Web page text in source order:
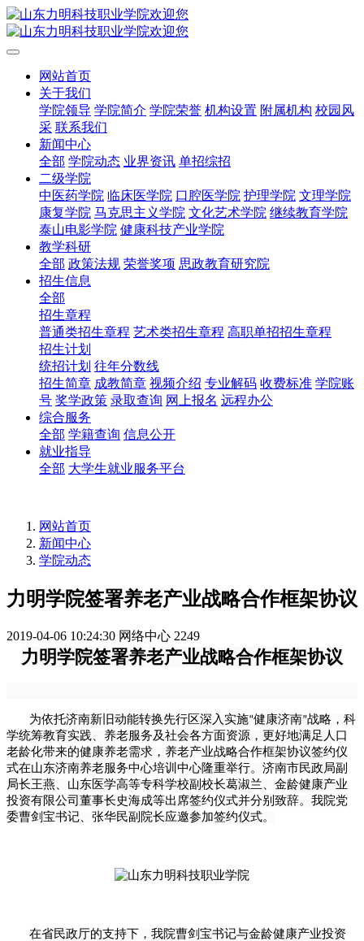
网站首页
关于我们
学院领导 学院简介 学院荣誉 机构设置 附属机构 校园风
采 联系我们
新闻中心
全部 学院动态 业界资讯 单招综招
二级学院
中医药学院 临床医学院 口腔医学院 护理学院 文理学院
康复学院 马克思主义学院 文化艺术学院 继续教育学院
泰山电影学院 健康科技产业学院
教学科研
全部 政策法规 荣誉奖项 思政教育研究院
招生信息
全部
招生章程
普通类招生章程 艺术类招生章程 高职单招招生章程
招生计划
统招计划 往年分数线
招生简章 成教简章 视频介绍 专业解码 收费标准 学院账
号 奖学政策 录取查询 网上报名 远程办公
综合服务
全部 学籍查询 信息公开
就业指导
全部 大学生就业服务平台
网站首页
新闻中心
学院动态
力明学院签署养老产业战略合作框架协议
2019-04-06 10:24:30 网络中心 2249
力明学院签署养老产业战略合作框架协议
为依托济南新旧动能转换先行区深入实施“健康济南”战略，科
学统筹教育实践、养老服务及社会各方面资源，更好地满足人口
老龄化带来的健康养老需求，养老产业战略合作框架协议签约仪
式在山东济南养老服务中心培训中心隆重举行。济南市民政局副
局长王燕、山东医学高等专科学校副校长葛淑兰、金龄健康产业
投资有限公司董事长史海成等出席签约仪式并分别致辞。我院党
委曹剑宝书记、张华民副院长应邀参加签约仪式。
在省民政厅的支持下，我院曹剑宝书记与金龄健康产业投资